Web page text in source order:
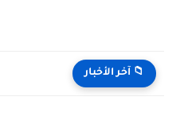
📁 آخر الأخبار